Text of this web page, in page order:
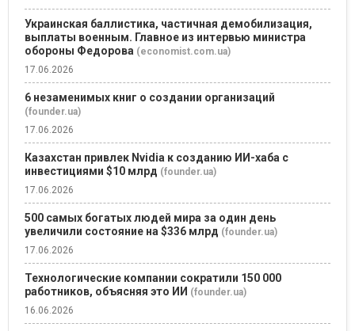
Украинская баллистика, частичная демобилизация,
выплаты военным. Главное из интервью министра
обороны Федорова (economist.com.ua)
17.06.2026
6 незаменимых книг о создании организаций
(founder.ua)
17.06.2026
Казахстан привлек Nvidia к созданию ИИ-хаба с
инвестициями $10 млрд (founder.ua)
17.06.2026
500 самых богатых людей мира за один день
увеличили состояние на $336 млрд (founder.ua)
17.06.2026
Технологические компании сократили 150 000
работников, объясняя это ИИ (founder.ua)
16.06.2026